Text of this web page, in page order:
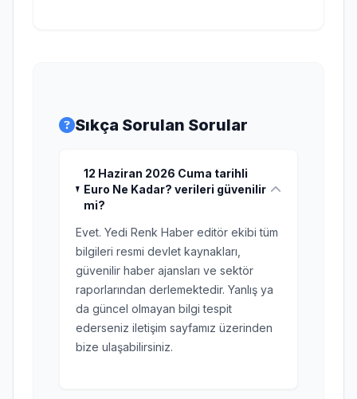
Sıkça Sorulan Sorular
12 Haziran 2026 Cuma tarihli
Euro Ne Kadar? verileri güvenilir
mi?
Evet. Yedi Renk Haber editör ekibi tüm
bilgileri resmi devlet kaynakları,
güvenilir haber ajansları ve sektör
raporlarından derlemektedir. Yanlış ya
da güncel olmayan bilgi tespit
ederseniz iletişim sayfamız üzerinden
bize ulaşabilirsiniz.